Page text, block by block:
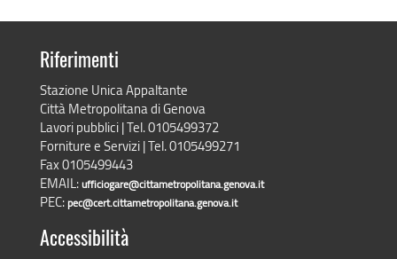
Riferimenti
Stazione Unica Appaltante
Città Metropolitana di Genova
Lavori pubblici | Tel. 0105499372
Forniture e Servizi | Tel. 0105499271
Fax 0105499443
EMAIL:ufficiogare@cittametropolitana.genova.it
PEC:pec@cert.cittametropolitana.genova.it
Accessibilità